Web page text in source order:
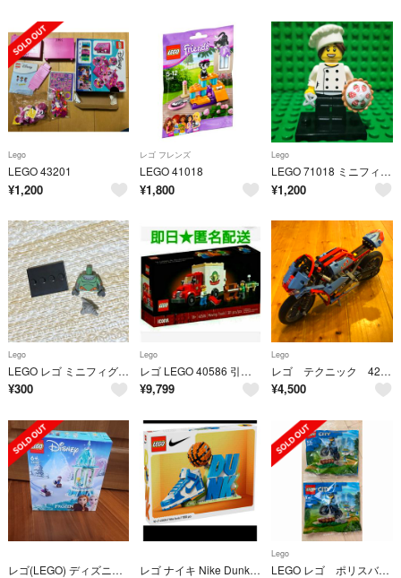
Lego
LEGO 43201
¥1,200
レゴ フレンズ
LEGO 41018
¥1,800
Lego
LEGO 71018 ミニフィギュア シリーズ17 パティシエ
¥1,200
Lego
LEGO レゴ ミニフィグ シリーズ17 レトロスペースヒーロー 71018
¥300
Lego
レゴ LEGO 40586 引っ越しトラック 正規品 ミニフィグ 非売品
¥9,799
Lego
レゴ テクニック 42036 ストリート バイク
¥4,500
レゴ(LEGO) ディズニープリンセス アナとエルサのまほうのメリーゴーランド… レゴ ナイキ Nike Dunk 43008 jordan DUNK
Lego
LEGO レゴ ポリスバイクトレーニング CITY 30638